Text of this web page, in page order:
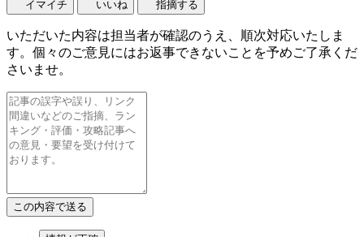
イマイチ いいね 指摘する
いただいた内容は担当者が確認のうえ、順次対応いたしま
す。個々のご意見にはお返事できないことを予めご了承くだ
さいませ。